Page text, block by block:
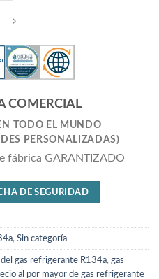
COMERCIAL
TODO EL MUNDO
PERSONALIZADAS)
fábrica GARANTIZADO
DE SEGURIDAD
, Sin categoría
gas refrigerante R134a, gas
al por mayor de gas refrigerante